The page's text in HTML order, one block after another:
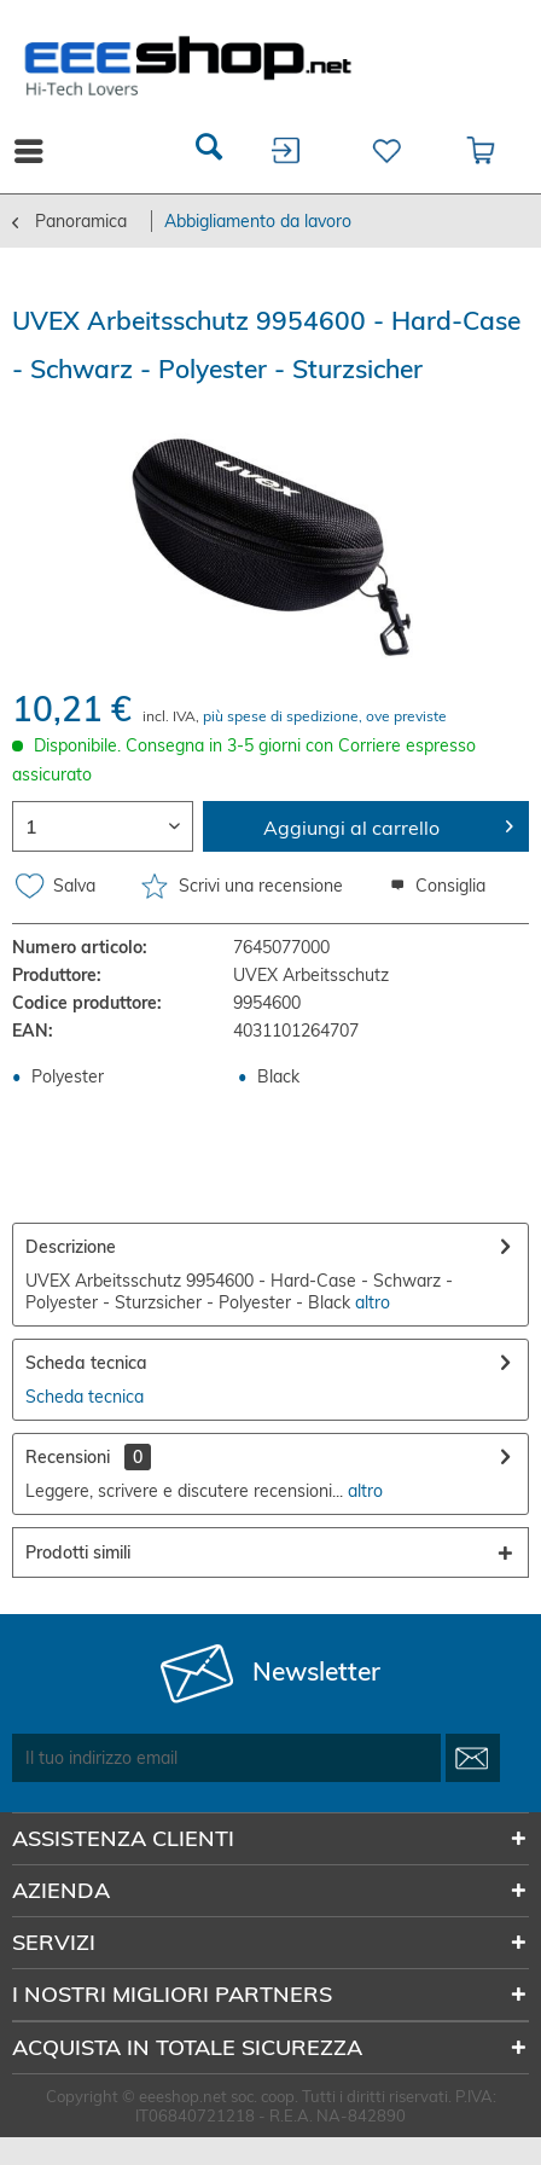
Panoramica Abbigliamento da lavoro
UVEX Arbeitsschutz 9954600 - Hard-Case
- Schwarz - Polyester - Sturzsicher
10,21 € incl. IVA, più spese di spedizione, ove previste
Disponibile. Consegna in 3-5 giorni con Corriere espresso
assicurato
Aggiungi al carrello
Salva Scrivi una recensione Consiglia
Numero articolo:
7645077000
Produttore:
UVEX Arbeitsschutz
Codice produttore:
9954600
EAN:
4031101264707
Polyester Black
Descrizione
UVEX Arbeitsschutz 9954600 - Hard-Case - Schwarz -
Polyester - Sturzsicher - Polyester - Black altro
Scheda tecnica
Scheda tecnica
Recensioni
0
Leggere, scrivere e discutere recensioni... altro
Prodotti simili
Newsletter
ASSISTENZA CLIENTI
AZIENDA
SERVIZI
I NOSTRI MIGLIORI PARTNERS
ACQUISTA IN TOTALE SICUREZZA
Copyright © eeeshop.net soc. coop. Tutti i diritti riservati. P.IVA:
IT06840721218 - R.E.A. NA-842890